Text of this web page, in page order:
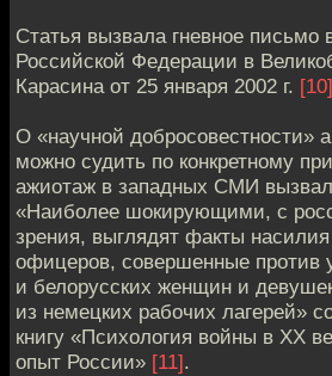
Статья вызвала гневное письмо
Российской Федерации в
Карасина от 25 января 2002 г. [10]
О «научной добросовестности»
можно судить по конкретному
ажиотаж в западных СМИ
«Наиболее шокирующими, с
зрения, выглядят факты
офицеров, совершенные против
и белорусских женщин и
из немецких рабочих лагерей»
книгу «Психология войны в XX
опыт России» [11].